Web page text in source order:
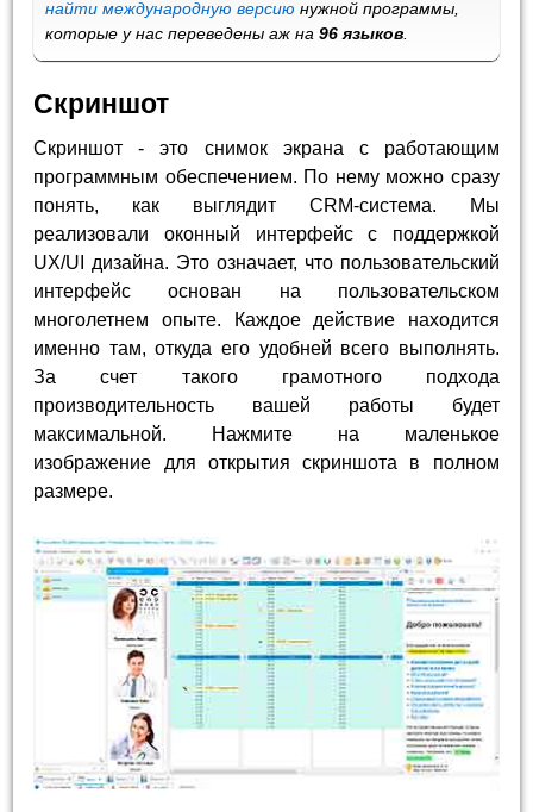
найти международную версию нужной программы,
которые у нас переведены аж на96 языков.
Скриншот
Скриншот - это снимок экрана с работающим
программным обеспечением. По нему можно сразу
понять, как выглядит CRM-система. Мы
реализовали оконный интерфейс с поддержкой
UX/UI дизайна. Это означает, что пользовательский
интерфейс основан на пользовательском
многолетнем опыте. Каждое действие находится
именно там, откуда его удобней всего выполнять.
За счет такого грамотного подхода
производительность вашей работы будет
максимальной. Нажмите на маленькое
изображение для открытия скриншота в полном
размере.